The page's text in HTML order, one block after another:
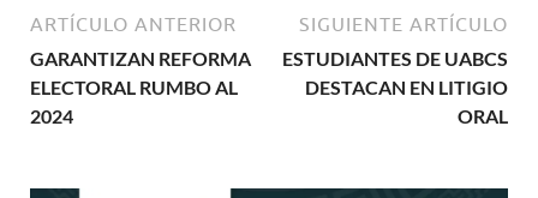
ARTÍCULO ANTERIOR
GARANTIZAN REFORMA
ELECTORAL RUMBO AL
2024
SIGUIENTE ARTÍCULO
ESTUDIANTES DE UABCS
DESTACAN EN LITIGIO
ORAL